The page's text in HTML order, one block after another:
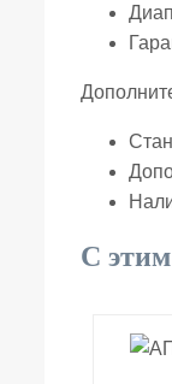
С